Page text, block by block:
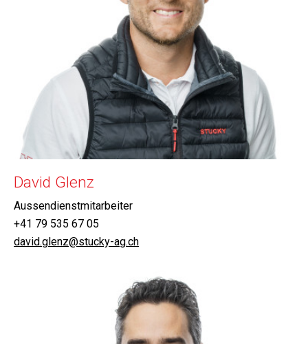
David Glenz
Aussendienstmitarbeiter
+41 79 535 67 05
david.glenz@stucky-ag.ch